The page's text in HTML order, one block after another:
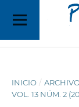
INICIO /
VOL. 13 NÚM. 2